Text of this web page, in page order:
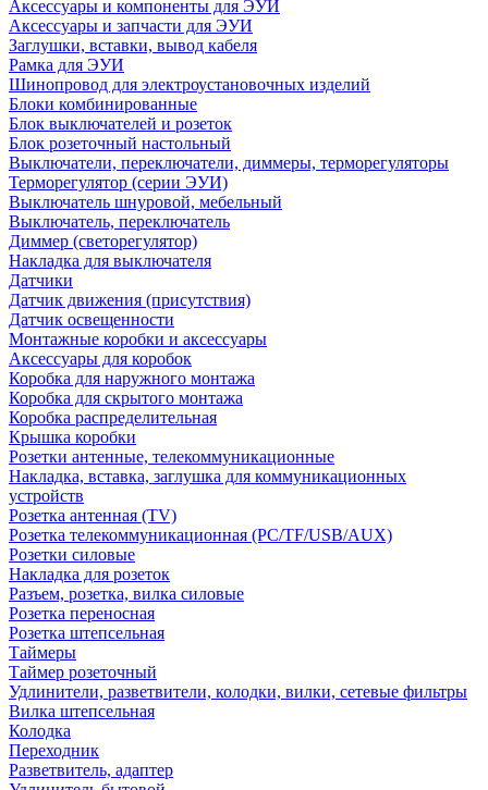
Аксессуары и компоненты для ЭУИ
Аксессуары и запчасти для ЭУИ
Заглушки, вставки, вывод кабеля
Рамка для ЭУИ
Шинопровод для электроустановочных изделий
Блоки комбинированные
Блок выключателей и розеток
Блок розеточный настольный
Выключатели, переключатели, диммеры, терморегуляторы
Терморегулятор (серии ЭУИ)
Выключатель шнуровой, мебельный
Выключатель, переключатель
Диммер (светорегулятор)
Накладка для выключателя
Датчики
Датчик движения (присутствия)
Датчик освещенности
Монтажные коробки и аксессуары
Аксессуары для коробок
Коробка для наружного монтажа
Коробка для скрытого монтажа
Коробка распределительная
Крышка коробки
Розетки антенные, телекоммуникационные
Накладка, вставка, заглушка для коммуникационных
устройств
Розетка антенная (TV)
Розетка телекоммуникационная (PC/TF/USB/AUX)
Розетки силовые
Накладка для розеток
Разъем, розетка, вилка силовые
Розетка переносная
Розетка штепсельная
Таймеры
Таймер розеточный
Удлинители, разветвители, колодки, вилки, сетевые фильтры
Вилка штепсельная
Колодка
Переходник
Разветвитель, адаптер